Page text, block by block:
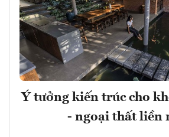
Ý tưởng kiến trúc cho
- ngoại thất liền